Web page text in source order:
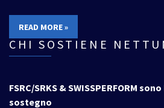
READ MORE »
CHI SOSTIENE
FSRC/SRKS & SWISSPERFORM
sostegno